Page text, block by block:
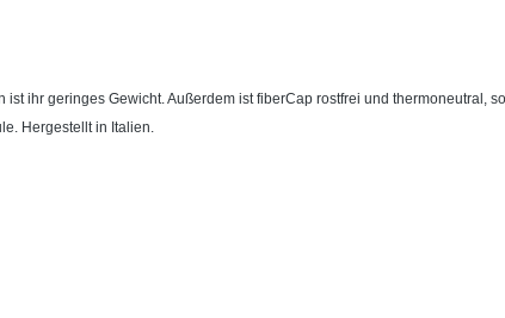
ihr geringes Gewicht. Außerdem ist fiberCap rostfrei und thermoneutral,
Hergestellt in Italien.